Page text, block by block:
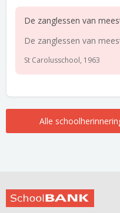
De zanglessen van
De zanglessen van
St Carolusschool, 1963
Alle